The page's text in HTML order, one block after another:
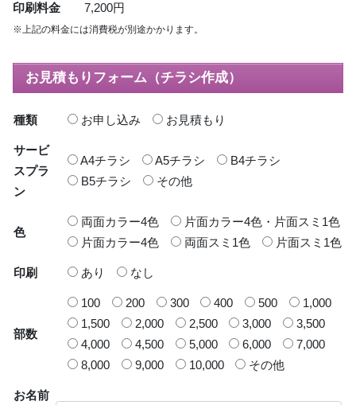
印刷料金
7,200円
※上記の料金には消費税が別途かかります。
お見積もりフォーム（チラシ作成）
種類 お申し込み お見積もり
サービ
スプラ
ン
A4チラシ A5チラシ
B4チラシ
B5チラシ
その他
色
両面カラー4色
片面カラー4色・片面スミ1色
片面カラー4色
両面スミ1色 片面スミ1色
印刷 あり なし
部数
100 200 300 400 500
1,000
1,500
2,000 2,500 3,000
3,500
4,000
4,500 5,000 6,000
7,000
8,000
9,000 10,000 その他
お名前